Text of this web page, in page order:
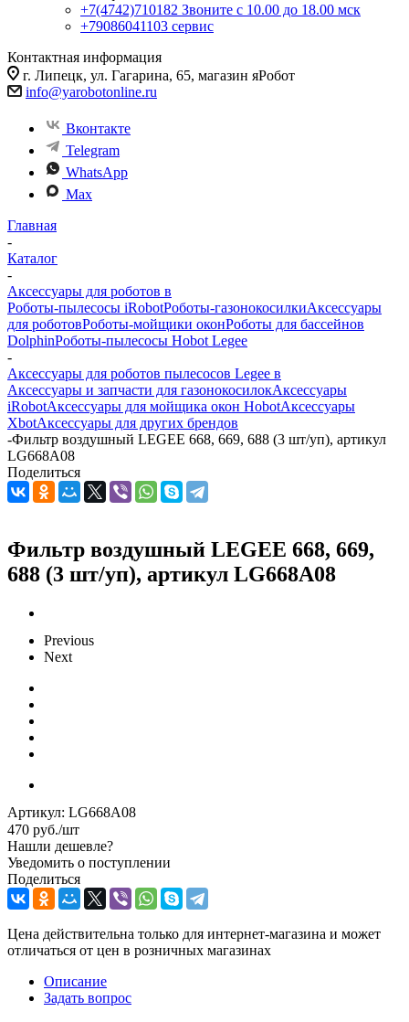
+7(4742)710182 Звоните с 10.00 до 18.00 мск
+79086041103 сервис
Контактная информация
г. Липецк, ул. Гагарина, 65, магазин яРобот
info@yarobotonline.ru
Вконтакте
Telegram
WhatsApp
Max
Главная
-
Каталог
-
Аксессуары для роботов в
Роботы-пылесосы iRobotРоботы-газонокосилкиАксессуары
для роботовРоботы-мойщики оконРоботы для бассейнов
DolphinРоботы-пылесосы Hobot Legee
-
Аксессуары для роботов пылесосов Legee в
Аксессуары и запчасти для газонокосилокАксессуары
iRobotАксессуары для мойщика окон HobotАксессуары
XbotАксессуары для других брендов
-Фильтр воздушный LEGEE 668, 669, 688 (3 шт/уп), артикул
LG668A08
Поделиться
Фильтр воздушный LEGEE 668, 669,
688 (3 шт/уп), артикул LG668A08
Previous
Next
Артикул: LG668A08
470 руб./шт
Нашли дешевле?
Уведомить о поступлении
Поделиться
Цена действительна только для интернет-магазина и может
отличаться от цен в розничных магазинах
Описание
Задать вопрос